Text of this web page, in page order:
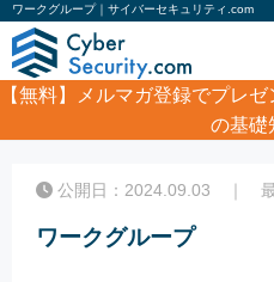
ワークグループ｜サイバーセキュリティ.com
【無料】
メルマガ登録でプレ
の基礎
ワークグ
公開日：2024.09.03 ｜ 最
ワークグループ